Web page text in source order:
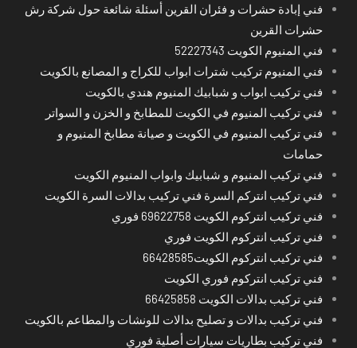
فني إبادة حشرات و فئران القرين أسئلة شائعة حول شركة رش
حشرات القرين
فني المنيوم الكويت 52227343
فني المنيوم تركيب شترات ابواب للكراج و المصانع بالكويت
فني تركيب ابواب و شبابيك المنيوم هندي بالكويت
فني تركيب المنيوم في الكويت للمطابخ و الخزن و السواتر
فني تركيب المنيوم في الكويت و صيانة مطابخ المنيوم و
حمامات
فني تركيب المنيوم و شبابيك وابواب المنيوم الكويت
فني تركيب انتركم السرة فني تركيب بدالات السرة الكويت
فني تركيب انتركوم الكويت 69622758 فوري
فني تركيب انتركوم الكويت فوري
فني تركيب انتركوم الكويت66428585
فني تركيب انتركوم فوري الكويت
فني تركيب بدالات الكويت 66425858
فني تركيب بدالات و تصليح بدالات للونشات والمطاعم بالكويت
فني تركيب بطاريات سيارات أصلية فوري